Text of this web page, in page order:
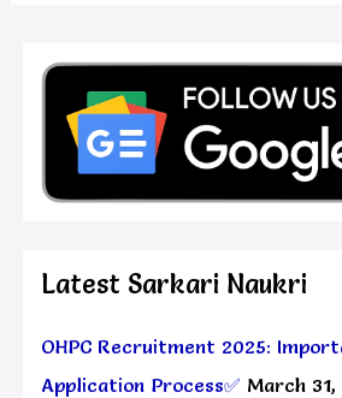
Latest Sarkari Naukri
OHPC Recruitment 2025:
Application Process✅ March 31,